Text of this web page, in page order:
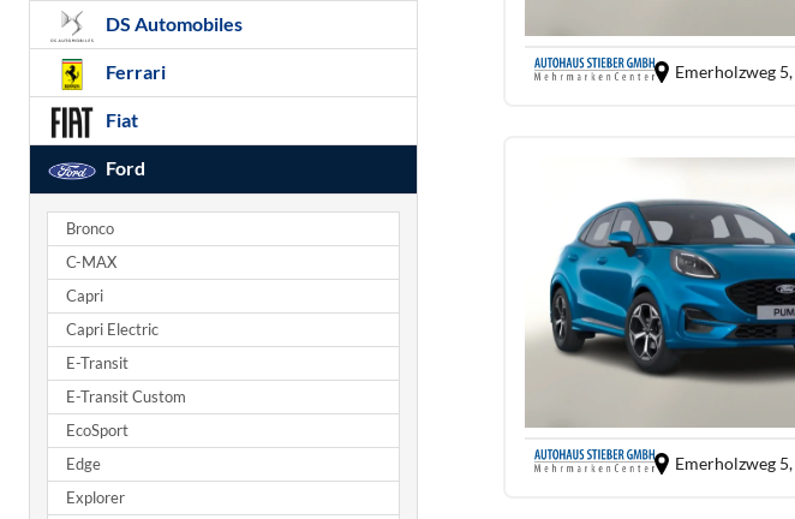
Emerholzweg 5,
Emerholzweg 5,
DS Automobiles
Ferrari
Fiat
Ford
Bronco
C-MAX
Capri
Capri Electric
E-Transit
E-Transit Custom
EcoSport
Edge
Explorer